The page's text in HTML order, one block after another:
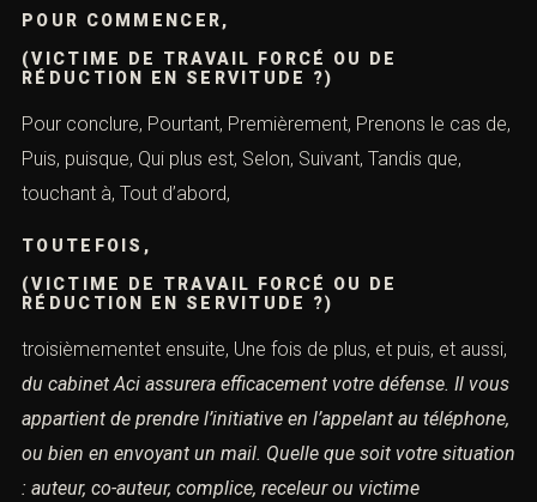
POUR COMMENCER,
(VICTIME DE TRAVAIL FORCÉ OU DE
RÉDUCTION EN SERVITUDE ?)
Pour conclure, Pourtant, Premièrement, Prenons le cas de,
Puis, puisque, Qui plus est, Selon, Suivant, Tandis que,
touchant à, Tout d’abord,
TOUTEFOIS,
(VICTIME DE TRAVAIL FORCÉ OU DE
RÉDUCTION EN SERVITUDE ?)
troisièmementet ensuite, Une fois de plus, et puis, et aussi,
du cabinet Aci assurera efficacement votre défense. Il vous
appartient de prendre l’initiative en l’appelant au téléphone,
ou bien en envoyant un mail. Quelle que soit votre situation
: auteur, co-auteur, complice, receleur ou victime